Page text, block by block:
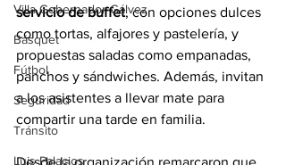
Villa Gobernador Gálvez
Básquet
Fútbol
Seguridad
Tránsito
Luis Palacios
servicio de buffet, con opciones dulces
como tortas, alfajores y pastelería, y
propuestas saladas como empanadas,
panchos y sándwiches. Además, invitan
a los asistentes a llevar mate para
compartir una tarde en familia.